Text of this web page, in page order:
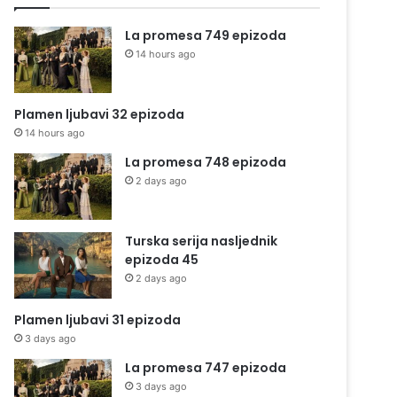
La promesa 749 epizoda
14 hours ago
Plamen ljubavi 32 epizoda
14 hours ago
La promesa 748 epizoda
2 days ago
Turska serija nasljednik
epizoda 45
2 days ago
Plamen ljubavi 31 epizoda
3 days ago
La promesa 747 epizoda
3 days ago